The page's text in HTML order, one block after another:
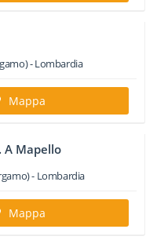
-Lombardia
Mappa
A Mapello
- Lombardia
Mappa